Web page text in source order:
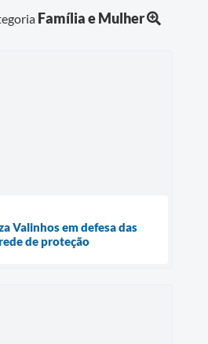
Família e Mulher
Valinhos em defesa das
de proteção